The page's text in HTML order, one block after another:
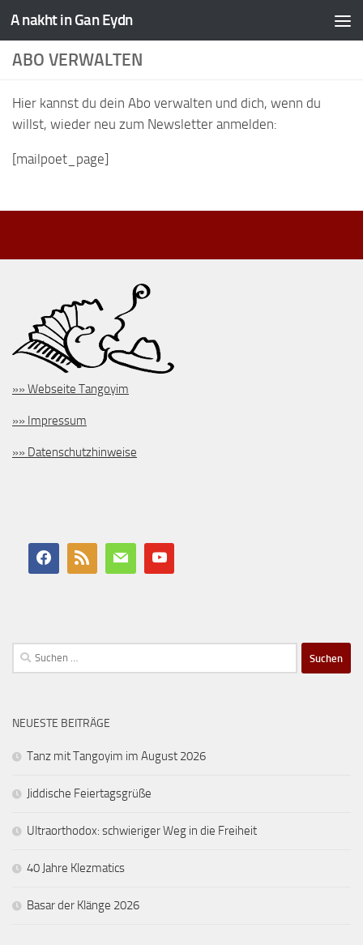
A nakht in Gan Eydn
ABO VERWALTEN
Hier kannst du dein Abo verwalten und dich, wenn du
willst, wieder neu zum Newsletter anmelden:
[mailpoet_page]
»» Webseite Tangoyim
»» Impressum
»» Datenschutzhinweise
Suchen
nach:
NEUESTE BEITRÄGE
Tanz mit Tangoyim im August 2026
Jiddische Feiertagsgrüße
Ultraorthodox: schwieriger Weg in die Freiheit
40 Jahre Klezmatics
Basar der Klänge 2026